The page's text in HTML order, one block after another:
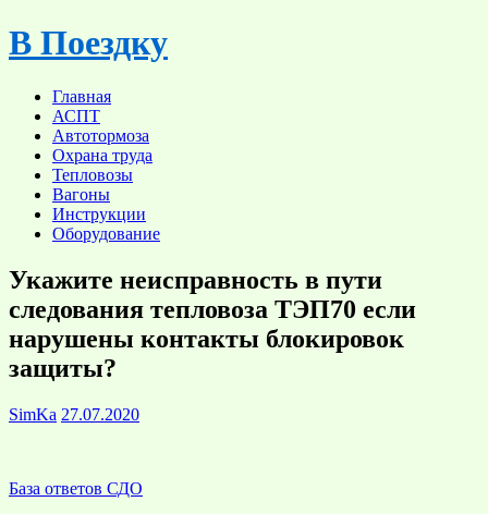
Skip
to
В Поездку
Главная
АСПТ
Автотормоза
Охрана труда
Тепловозы
Вагоны
Инструкции
Оборудование
Укажите неисправность в пути
следования тепловоза ТЭП70 если
нарушены контакты блокировок
защиты?
SimKa 27.07.2020
База ответов СДО